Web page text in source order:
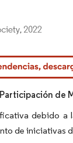
CC BY 4.0.
debido
de iniciativas